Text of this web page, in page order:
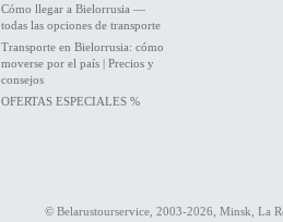
Cómo llegar a Bielorrusia —
todas las opciones de transporte
Transporte en Bielorrusia: cómo
moverse por el país | Precios y
consejos
OFERTAS ESPECIALES %
© Belarustourservice, 2003-2026, Minsk, La